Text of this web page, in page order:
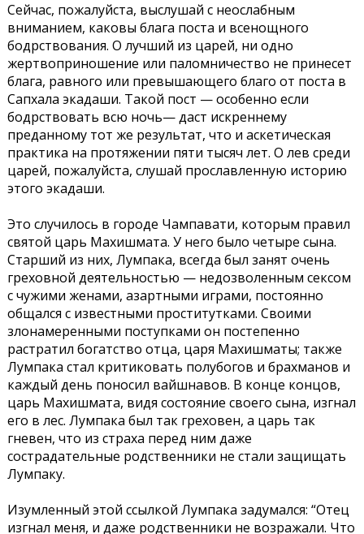
Сейчас, пожалуйста, выслушай с неослабным
вниманием, каковы блага поста и всенощного
бодрствования. О лучший из царей, ни одно
жертвоприношение или паломничество не принесет
блага, равного или превышающего благо от поста в
Сапхала экадаши. Такой пост — особенно если
бодрствовать всю ночь— даст искреннему
преданному тот же результат, что и аскетическая
практика на протяжении пяти тысяч лет. О лев среди
царей, пожалуйста, слушай прославленную историю
этого экадаши.
Это случилось в городе Чампавати, которым правил
святой царь Махишмата. У него было четыре сына.
Старший из них, Лумпака, всегда был занят очень
греховной деятельностью — недозволенным сексом
с чужими женами, азартными играми, постоянно
общался с известными проститутками. Своими
злонамеренными поступками он постепенно
растратил богатство отца, царя Махишматы; также
Лумпака стал критиковать полубогов и брахманов и
каждый день поносил вайшнавов. В конце концов,
царь Махишмата, видя состояние своего сына, изгнал
его в лес. Лумпака был так греховен, а царь так
гневен, что из страха перед ним даже
сострадательные родственники не стали защищать
Лумпаку.
Изумленный этой ссылкой Лумпака задумался: “Отец
изгнал меня, и даже родственники не возражали. Что